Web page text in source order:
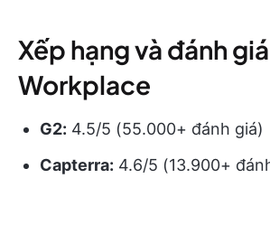
Xếp hạng và đánh
Workplace
G2: 4.5/5 (55.000+ đánh giá)
Capterra: 4.6/5 (13.900+